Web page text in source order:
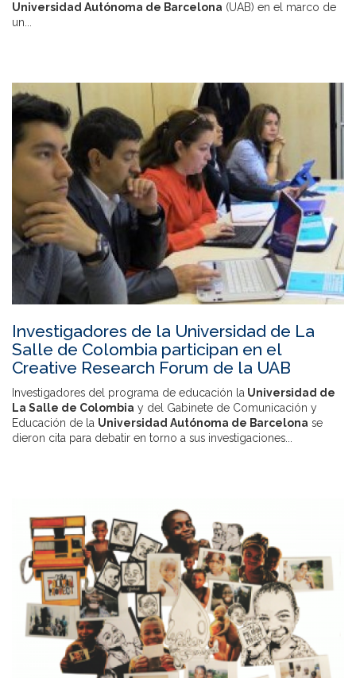
Universidad Autónoma de Barcelona (UAB) en el marco de
un...
Investigadores de la Universidad de La
Salle de Colombia participan en el
Creative Research Forum de la UAB
Investigadores del programa de educación la Universidad de
La Salle de Colombia y del Gabinete de Comunicación y
Educación de la Universidad Autónoma de Barcelona se
dieron cita para debatir en torno a sus investigaciones...